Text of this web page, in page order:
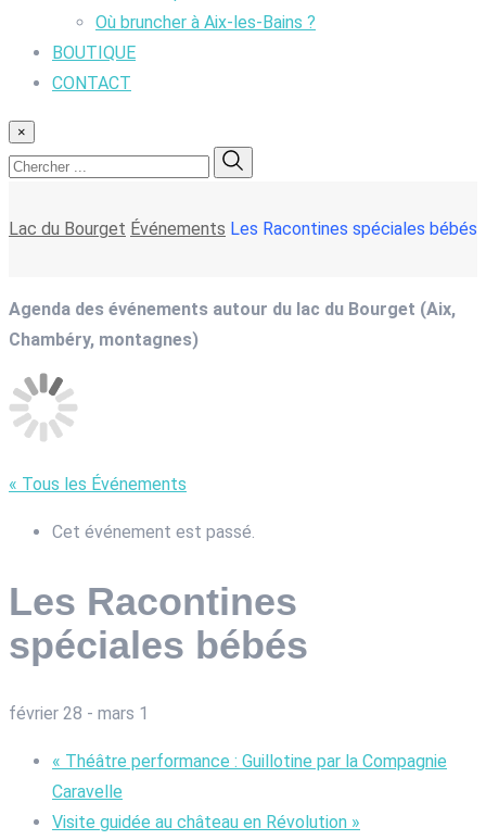
Où bruncher à Aix-les-Bains ?
BOUTIQUE
CONTACT
×
Lac du Bourget Événements Les Racontines spéciales bébés
Agenda des événements autour du lac du Bourget (Aix,
Chambéry, montagnes)
« Tous les Événements
Cet événement est passé.
Les Racontines
spéciales bébés
février 28 - mars 1
« Théâtre performance : Guillotine par la Compagnie
Caravelle
Visite guidée au château en Révolution »